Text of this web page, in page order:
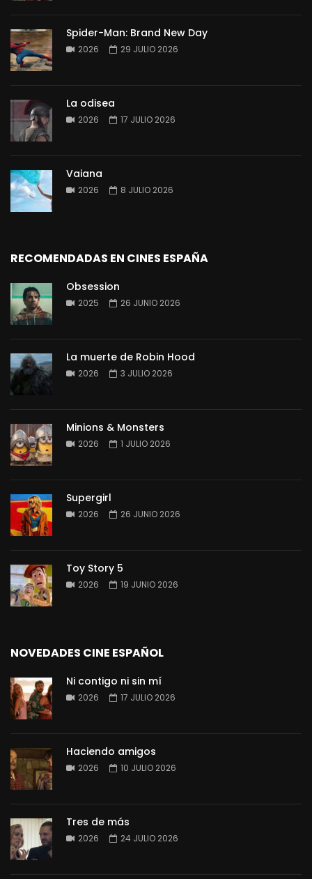
Spider-Man: Brand New Day
2026 29 JULIO 2026
La odisea
2026 17 JULIO 2026
Vaiana
2026 8 JULIO 2026
RECOMENDADAS EN CINES ESPAÑA
Obsession
2025 26 JUNIO 2026
La muerte de Robin Hood
2026 3 JULIO 2026
Minions & Monsters
2026 1 JULIO 2026
Supergirl
2026 26 JUNIO 2026
Toy Story 5
2026 19 JUNIO 2026
NOVEDADES CINE ESPAÑOL
Ni contigo ni sin mí
2026 17 JULIO 2026
Haciendo amigos
2026 10 JULIO 2026
Tres de más
2026 24 JULIO 2026